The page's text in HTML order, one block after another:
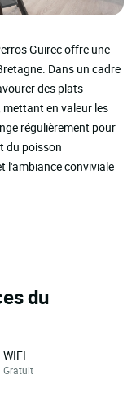
Guirec offre une
Dans un cadre
des plats
en valeur les
régulièrement pour
du poisson
l'ambiance conviviale
du
WIFI
Gratuit